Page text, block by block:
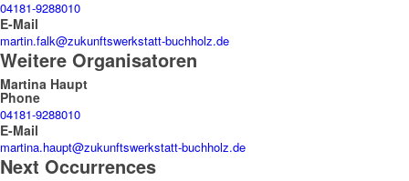
04181-9288010
E-Mail
martin.falk@zukunftswerkstatt-buchholz.de
Weitere Organisatoren
Martina Haupt
Phone
04181-9288010
E-Mail
martina.haupt@zukunftswerkstatt-buchholz.de
Next Occurrences